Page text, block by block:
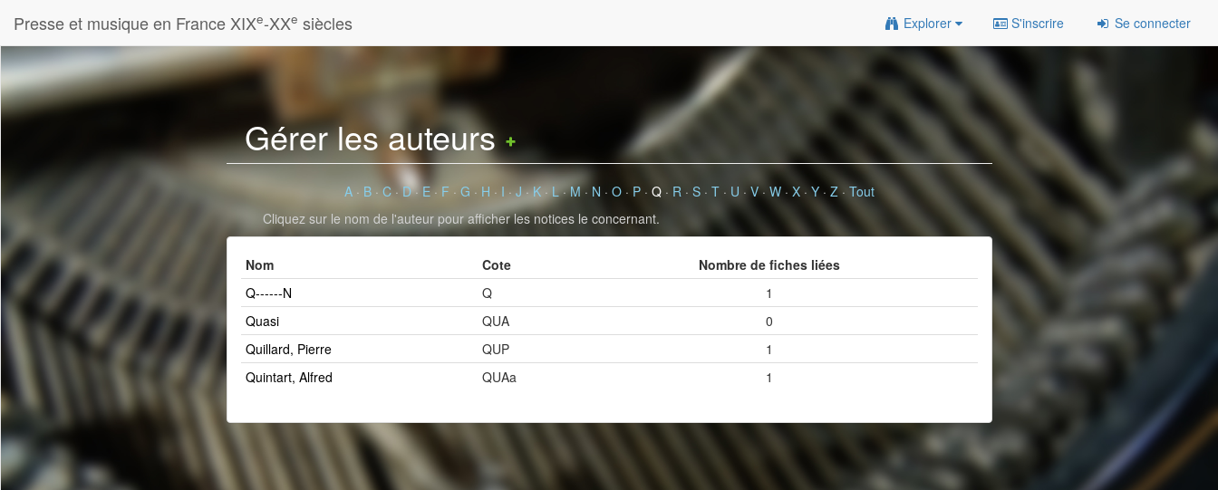
Presse et musique en France XIXe-XXe siècles Explorer S'inscrire Se connecter
Gérer les auteurs
A· B· C·D· E· F · G · H · I ·J·K· L·M· N · O· P· Q· R· S· T· U · V· W· X· Y· Z· Tout
Cliquez sur le nom de l'auteur pour afficher les notices le concernant.
Nom Cote
Nombre de fiches liées
Q------N
Q
1
Quasi
QUA
0
Quillard, Pierre
QUP
1
Quintart, Alfred
QUAa 1